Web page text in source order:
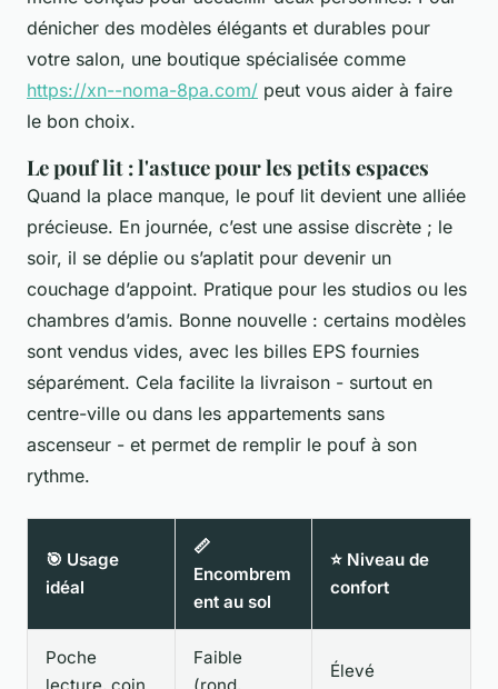
dénicher des modèles élégants et durables pour
votre salon, une boutique spécialisée comme
https://xn--noma-8pa.com/ peut vous aider à faire
le bon choix.
Le pouf lit : l'astuce pour les petits espaces
Quand la place manque, le pouf lit devient une alliée
précieuse. En journée, c’est une assise discrète ; le
soir, il se déplie ou s’aplatit pour devenir un
couchage d’appoint. Pratique pour les studios ou les
chambres d’amis. Bonne nouvelle : certains modèles
sont vendus vides, avec les billes EPS fournies
séparément. Cela facilite la livraison - surtout en
centre-ville ou dans les appartements sans
ascenseur - et permet de remplir le pouf à son
rythme.
🎯 Usage
idéal
📏
Encombrem
ent au sol
⭐ Niveau de
confort
Poche
Faible
Élevé